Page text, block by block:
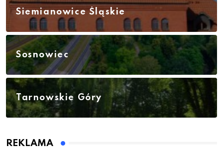
Siemianowice Śląskie
Sosnowiec
Tarnowskie Góry
REKLAMA